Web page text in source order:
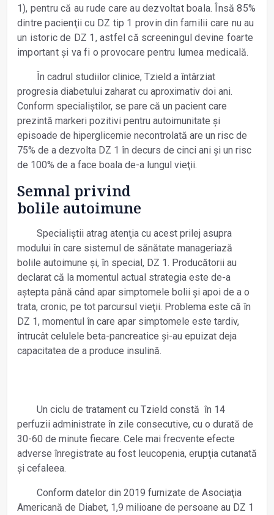
1), pentru că au rude care au dezvoltat boala. Însă 85%
dintre pacienţii cu DZ tip 1 provin din familii care nu au
un istoric de DZ 1, astfel că screeningul devine foarte
important și va fi o provocare pentru lumea medicală.
În cadrul studiilor clinice, Tzield a întârziat
progresia diabetului zaharat cu aproximativ doi ani.
Conform specialiștilor, se pare că un pacient care
prezintă markeri pozitivi pentru autoimunitate și
episoade de hiperglicemie necontrolată are un risc de
75% de a dezvolta DZ 1 în decurs de cinci ani și un risc
de 100% de a face boala de-a lungul vieţii.
Semnal privind
bolile autoimune
Specialiștii atrag atenţia cu acest prilej asupra
modului în care sistemul de sănătate manageriază
bolile autoimune și, în special, DZ 1. Producătorii au
declarat că la momentul actual strategia este de-a
aștepta până când apar simptomele bolii și apoi de a o
trata, cronic, pe tot parcursul vieţii. Problema este că în
DZ 1, momentul în care apar simptomele este tardiv,
întrucât celulele beta-pancreatice și-au epuizat deja
capacitatea de a produce insulină.
Un ciclu de tratament cu Tzield constă în 14
perfuzii administrate în zile consecutive, cu o durată de
30-60 de minute fiecare. Cele mai frecvente efecte
adverse înregistrate au fost leucopenia, erupţia cutanată
și cefaleea.
Conform datelor din 2019 furnizate de Asociaţia
Americană de Diabet, 1,9 milioane de persoane au DZ 1